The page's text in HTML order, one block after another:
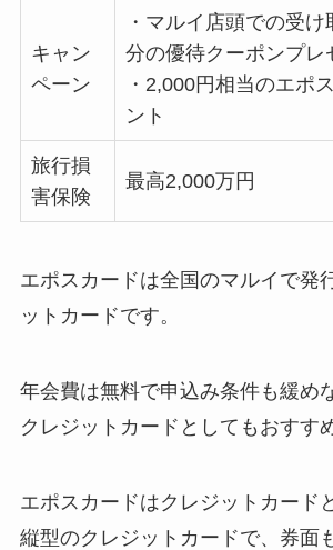
キャン
ペーン
・マルイ店頭での受け
分の優待クーポンプレ
・2,000円相当のエポ
ント
旅行損
害保険
最高2,000万円
エポスカードは全国のマルイで発
ットカードです。
年会費は無料で申込み条件も緩め
クレジットカードとしてもおすす
エポスカードはクレジットカード
縦型のクレジットカードで、券面